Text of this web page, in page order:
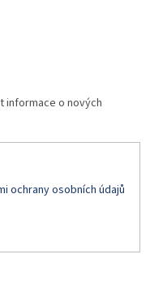
informace o nových
ochrany osobních údajů